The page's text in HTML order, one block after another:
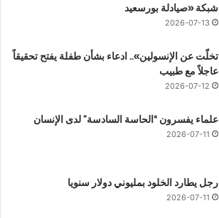
شبكة «صيادلة بورسعيد
2026-07-13
تخلّت عن الإنسولين».. ادعاء بشأن طفلة يفتح تحقيقاً
عاجلاً مع طبيب
2026-07-12
علماء يفسرون “الحاسة السادسة” لدى الإنسان
2026-07-11
رجل يطارد الخلود بمليوني دولار سنويا
2026-07-11